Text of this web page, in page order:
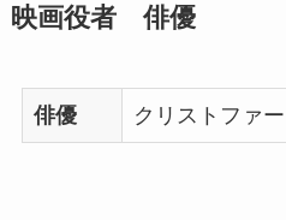
映画役者 俳優
俳優 クリストファ